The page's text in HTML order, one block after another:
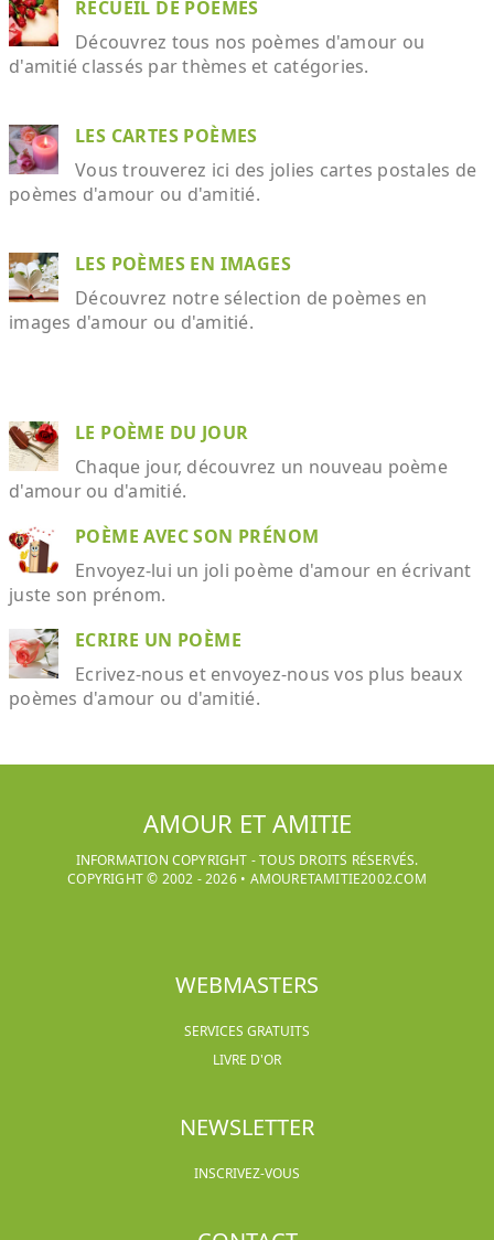
RECUEIL DE POÈMES
Découvrez tous nos poèmes d'amour ou
d'amitié classés par thèmes et catégories.
LES CARTES POÈMES
Vous trouverez ici des jolies cartes postales de
poèmes d'amour ou d'amitié.
LES POÈMES EN IMAGES
Découvrez notre sélection de poèmes en
images d'amour ou d'amitié.
LE POÈME DU JOUR
Chaque jour, découvrez un nouveau poème
d'amour ou d'amitié.
POÈME AVEC SON PRÉNOM
Envoyez-lui un joli poème d'amour en écrivant
juste son prénom.
ECRIRE UN POÈME
Ecrivez-nous et envoyez-nous vos plus beaux
poèmes d'amour ou d'amitié.
AMOUR ET AMITIE
INFORMATION COPYRIGHT - TOUS DROITS RÉSERVÉS.
COPYRIGHT © 2002 -2026• AMOURETAMITIE2002.COM
WEBMASTERS
SERVICES GRATUITS
LIVRE D'OR
NEWSLETTER
INSCRIVEZ-VOUS